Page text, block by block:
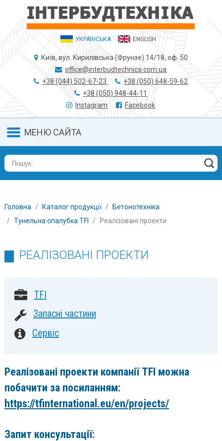
УКРАЇНСЬКА ENGLISH
Київ, вул. Кирилівська (Фрунзе) 14/18, оф. 50
office@interbudtechnica.com.ua
+38 (044) 502-67-23
+38 (050) 648-59-62
+38 (050) 948-44-11
Instagram
Facebook
МЕНЮ САЙТА
Головна Каталог продукції
Бетонотехніка
Тунельна опалубка TFI
Реалізовані проекти
РЕАЛІЗОВАНІ ПРОЕКТИ
TFI
Запасні частини
Сервіс
Реалізовані проекти компанії TFI можна
побачити за посиланням:
https://tfinternational.eu/en/projects/
Запит консультації: